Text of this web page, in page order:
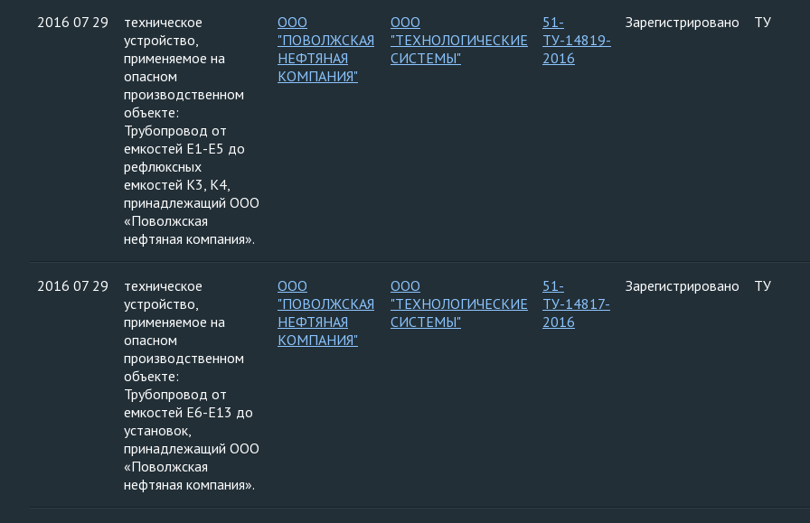
2016 07 29
техническое
устройство,
применяемое на
опасном
производственном
объекте:
Трубопровод от
емкостей Е1-Е5 до
рефлюксных
емкостей К3, К4,
принадлежащий ООО
«Поволжская
нефтяная компания».
ООО
"ПОВОЛЖСКАЯ
НЕФТЯНАЯ
КОМПАНИЯ"
ООО
"ТЕХНОЛОГИЧЕСКИЕ
СИСТЕМЫ"
51-
ТУ-14819-
2016
Зарегистрировано ТУ
2016 07 29
техническое
устройство,
применяемое на
опасном
производственном
объекте:
Трубопровод от
емкостей Е6-Е13 до
установок,
принадлежащий ООО
«Поволжская
нефтяная компания».
ООО
"ПОВОЛЖСКАЯ
НЕФТЯНАЯ
КОМПАНИЯ"
ООО
"ТЕХНОЛОГИЧЕСКИЕ
СИСТЕМЫ"
51-
ТУ-14817-
2016
Зарегистрировано ТУ